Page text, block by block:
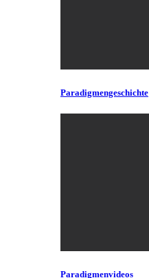
Paradigmengeschichte
Paradigmenvideos